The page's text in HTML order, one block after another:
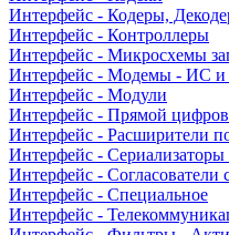
Интерфейс - Кодеры,
Интерфейс - Контроллеры
Интерфейс - Микросхемы
Интерфейс - Модемы - ИС и
Интерфейс - Модули
Интерфейс - Прямой
Интерфейс - Расширители
Интерфейс - Сериализаторы
Интерфейс - Согласователи
Интерфейс - Специальное
Интерфейс -